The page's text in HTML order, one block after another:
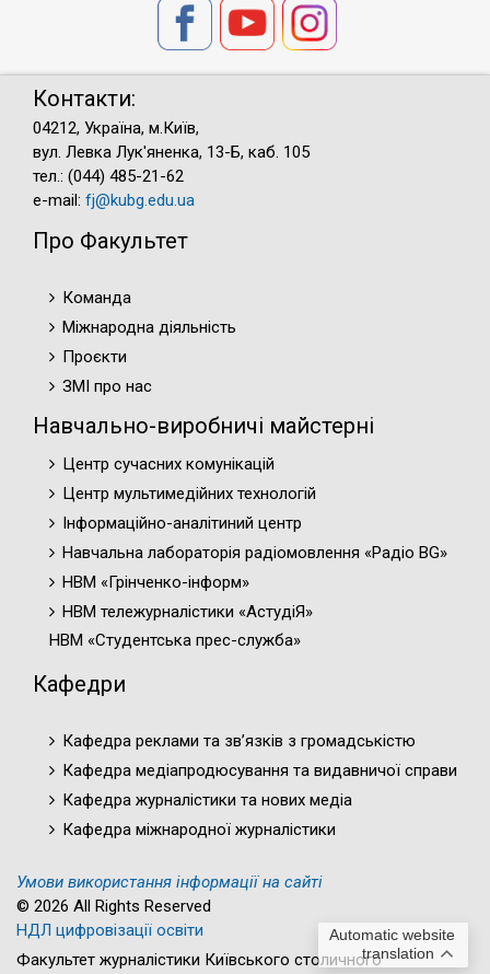
Automatic website
translation
Контакти:
04212, Україна, м.Київ,
вул. Левка Лук'яненка, 13-Б, каб. 105
тел.: (044) 485-21-62
e-mail: fj@kubg.edu.ua
Про Факультет
Команда
Міжнародна діяльність
Проєкти
ЗМІ про нас
Навчально-виробничі майстерні
Центр сучасних комунікацій
Центр мультимедійних технологій
Інформаційно-аналітиний центр
Навчальна лабораторія радіомовлення «Радіо BG»
НВМ «Грінченко-інформ»
НВМ тележурналістики «АстудіЯ»
НВМ «Студентська прес-служба»
Кафедри
Кафедра реклами та зв’язків з громадськістю
Кафедра медіапродюсування та видавничої справи
Кафедра журналістики та нових медіа
Кафедра міжнародної журналістики
Умови використання інформації на сайті
© 2026 All Rights Reserved
НДЛ цифровізації освіти
Факультет журналістики Київського столичного